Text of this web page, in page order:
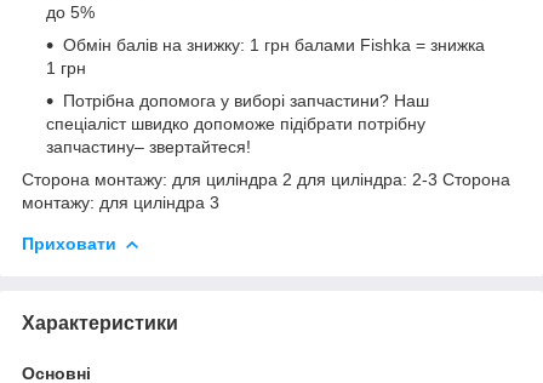
до 5%
Обмін балів на знижку: 1 грн балами Fishka = знижка
1 грн
Потрібна допомога у виборі запчастини? Наш
спеціаліст швидко допоможе підібрати потрібну
запчастину– звертайтеся!
Сторона монтажу: для циліндра 2 для циліндра: 2-3 Сторона
монтажу: для циліндра 3
Приховати
Характеристики
Основні